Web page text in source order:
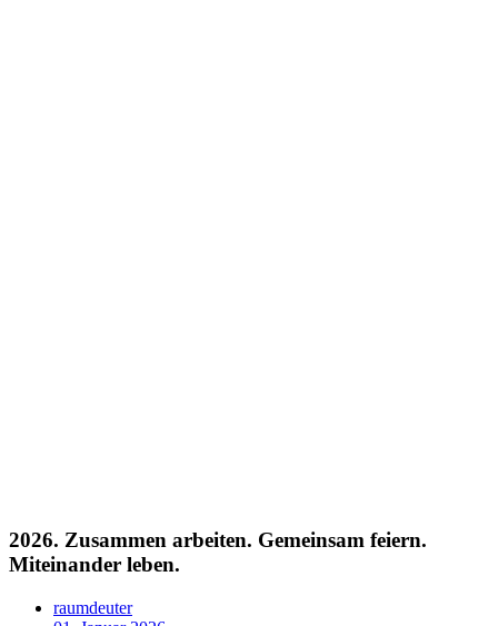
2026. Zusammen arbeiten. Gemeinsam feiern.
Miteinander leben.
raumdeuter